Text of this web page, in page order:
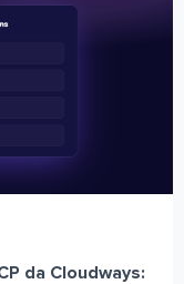
da Cloudways: